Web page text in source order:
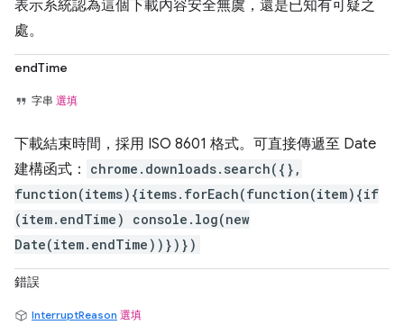
表示系統認為這個下載內容安全無虞，還是已知有可疑之
處。
endTime
字串 選填
下載結束時間，採用 ISO 8601 格式。可直接傳遞至 Date
建構函式：
chrome.downloads.search({},
function(items){items.forEach(function(item){if
(item.endTime) console.log(new
Date(item.endTime))})})
錯誤
InterruptReason 選填